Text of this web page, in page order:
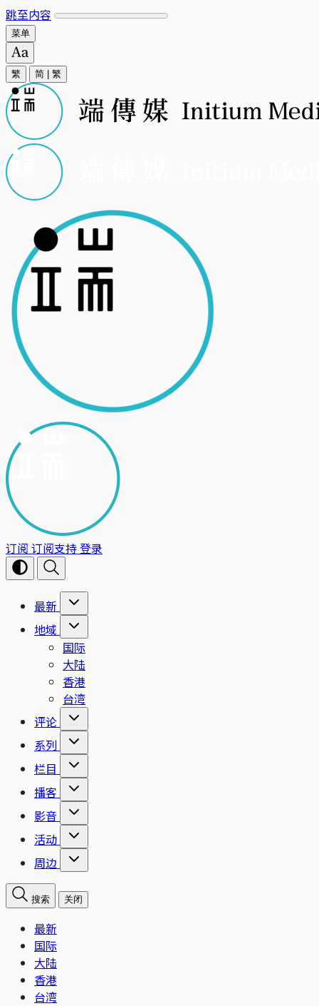
跳至内容
菜单
繁 简 繁
订阅 订阅支持登录
最新
地域
国际
大陆
香港
台湾
评论
系列
栏目
播客
影音
活动
周边
搜索 关闭
最新
国际
大陆
香港
台湾